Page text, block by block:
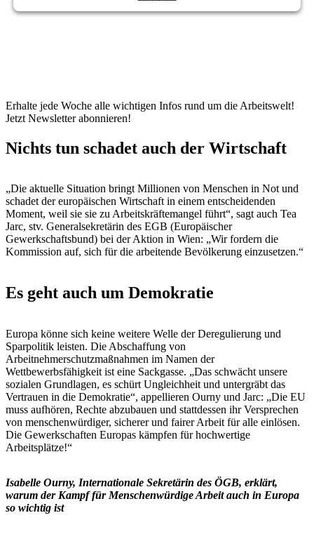
Erhalte jede Woche alle wichtigen Infos rund um die Arbeitswelt!
Jetzt Newsletter abonnieren!
Nichts tun schadet auch der Wirtschaft
„Die aktuelle Situation bringt Millionen von Menschen in Not und
schadet der europäischen Wirtschaft in einem entscheidenden
Moment, weil sie sie zu Arbeitskräftemangel führt“, sagt auch Tea
Jarc, stv. Generalsekretärin des EGB (Europäischer
Gewerkschaftsbund) bei der Aktion in Wien: „Wir fordern die
Kommission auf, sich für die arbeitende Bevölkerung einzusetzen.“
Es geht auch um Demokratie
Europa könne sich keine weitere Welle der Deregulierung und
Sparpolitik leisten. Die Abschaffung von
Arbeitnehmerschutzmaßnahmen im Namen der
Wettbewerbsfähigkeit ist eine Sackgasse. „Das schwächt unsere
sozialen Grundlagen, es schürt Ungleichheit und untergräbt das
Vertrauen in die Demokratie“, appellieren Ourny und Jarc: „Die EU
muss aufhören, Rechte abzubauen und stattdessen ihr Versprechen
von menschenwürdiger, sicherer und fairer Arbeit für alle einlösen.
Die Gewerkschaften Europas kämpfen für hochwertige
Arbeitsplätze!“
Isabelle Ourny, Internationale Sekretärin des ÖGB, erklärt,
warum der Kampf für Menschenwürdige Arbeit auch in Europa
so wichtig ist